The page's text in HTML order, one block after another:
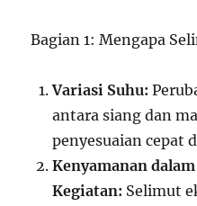
Bagian 1: Mengapa
Variasi Suhu:
antara siang dan
penyesuaian cepat
Kenyamanan
Kegiatan: Selimut